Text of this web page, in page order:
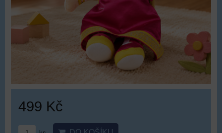
499 Kč